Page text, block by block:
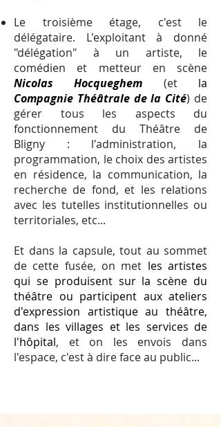
Le troisième étage, c'est le
délégataire. L'exploitant à donné
"délégation" à un artiste, le
comédien et metteur en scène
Nicolas Hocqueghem
(et
la
Compagnie Théâtrale de la Cité) de
gérer tous les aspects du
fonctionnement du Théâtre de
Bligny : l'administration, la
programmation, le choix des artistes
en résidence, la communication, la
recherche de fond, et les relations
avec les tutelles institutionnelles ou
territoriales, etc...
Et dans la capsule, tout au sommet
de cette fusée, on met les artistes
qui se produisent sur la scène du
théâtre ou participent aux ateliers
d'expression artistique au théâtre,
dans les villages et les services de
l'hôpital, et on les envois dans
l'espace, c'est à dire face au public...